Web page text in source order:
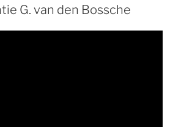
G. van den Bossche